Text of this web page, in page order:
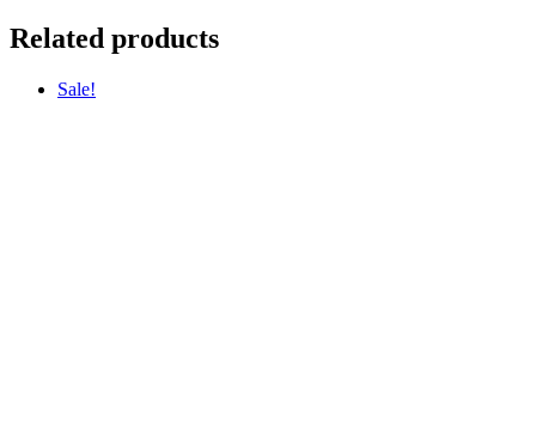
Related products
Sale!